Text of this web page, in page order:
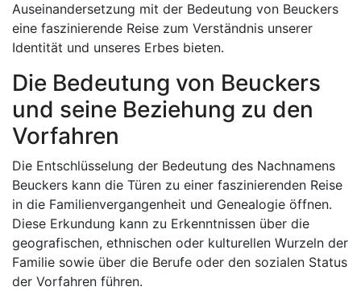
Auseinandersetzung mit der Bedeutung von Beuckers
eine faszinierende Reise zum Verständnis unserer
Identität und unseres Erbes bieten.
Die Bedeutung von Beuckers
und seine Beziehung zu den
Vorfahren
Die Entschlüsselung der Bedeutung des Nachnamens
Beuckers kann die Türen zu einer faszinierenden Reise
in die Familienvergangenheit und Genealogie öffnen.
Diese Erkundung kann zu Erkenntnissen über die
geografischen, ethnischen oder kulturellen Wurzeln der
Familie sowie über die Berufe oder den sozialen Status
der Vorfahren führen.